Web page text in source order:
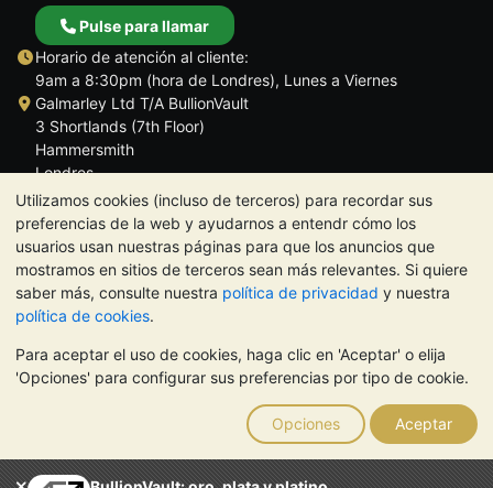
Utilizamos cookies (incluso de terceros) para recordar sus
preferencias de la web y ayudarnos a entendr cómo los
usuarios usan nuestras páginas para que los anuncios que
mostramos en sitios de terceros sean más relevantes. Si quiere
saber más, consulte nuestra política de privacidad y nuestra
política de cookies.
Para aceptar el uso de cookies, haga clic en 'Aceptar' o elija
'Opciones' para configurar sus preferencias por tipo de cookie.
Opciones Aceptar
Pulse para llamar
Horario de atención al cliente:
9am a 8:30pm (hora de Londres), Lunes a Viernes
Galmarley Ltd T/A BullionVault
3 Shortlands (7th Floor)
Hammersmith
Londres
W6 8DA
Reino Unido
NOTA: El valor de los metales preciosos puede tanto bajar como
subir. Las tendencias históricas no garantizan la evolución
futura de los precios. Nada de lo contenido en los sitios web de
BullionVault ni en ninguna de sus comunicaciones constituye
asesoramiento en materia de inversión. Debería buscar
asesoramiento profesional para determinar si poseer metales